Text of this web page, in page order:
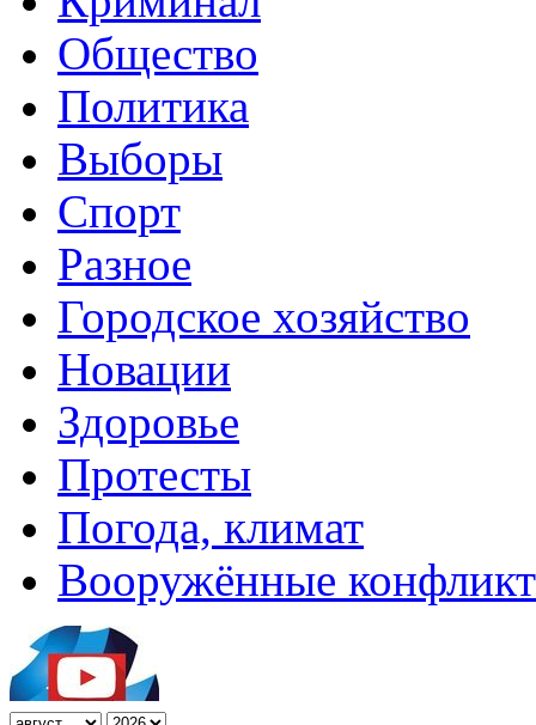
Общество
Политика
Выборы
Спорт
Разное
Городское хозяйство
Новации
Здоровье
Протесты
Погода, климат
Вооружённые